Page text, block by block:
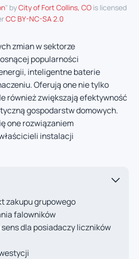
" byCity of Fort Collins, CO is licensed
CC BY-NC-SA 2.0
zmian w sektorze
popularności
inteligentne baterie
Oferują one nie tylko
również zwiększają efektywność
gospodarstw domowych.
one rozwiązaniem
instalacji
zakupu grupowego
falowników
dla posiadaczy liczników